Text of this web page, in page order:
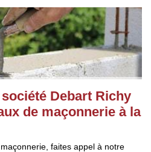
Debart Richy
de maçonnerie à la
faites appel à notre